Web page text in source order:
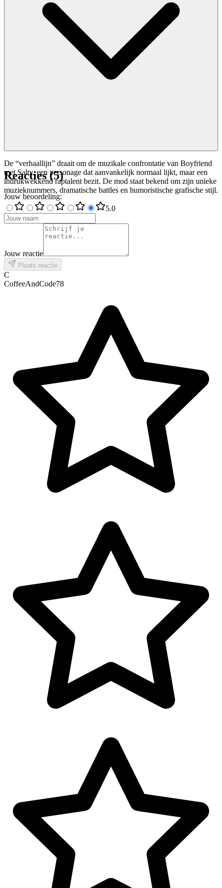
De “verhaallijn” draait om de muzikale confrontatie van Boyfriend
met Salty, een personage dat aanvankelijk normaal lijkt, maar een
indrukwekkend raptalent bezit. De mod staat bekend om zijn unieke
muzieknummers, dramatische battles en humoristische grafische stijl.
Reacties(5)
Jouw beoordeling:
5.0
Jouw reactie
Plaats reactie
C
CoffeeAndCode78